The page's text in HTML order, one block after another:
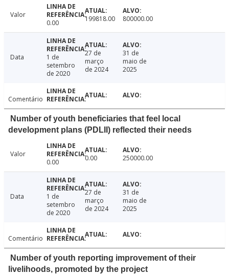
Valor
0.00
199818.00 800000.00
Data
1 de
setembro
de 2020
27 de
março
de 2024
31 de
maio de
2025
Comentário
Number of youth beneficiaries that feel local
development plans (PDLII) reflected their needs
Valor
0.00
0.00 250000.00
Data
1 de
setembro
de 2020
27 de
março
de 2024
31 de
maio de
2025
Comentário
Number of youth reporting improvement of their
livelihoods, promoted by the project